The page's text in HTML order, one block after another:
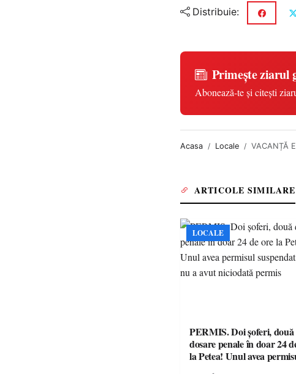
Distribuie:
Primește ziarul
Abonează-te și citești
Acasa Locale VACANȚĂ
ARTICOLE SIMILARE
LOCALE
PERMIS. Doi șoferi, două
dosare penale în doar 24
la Petea! Unul avea